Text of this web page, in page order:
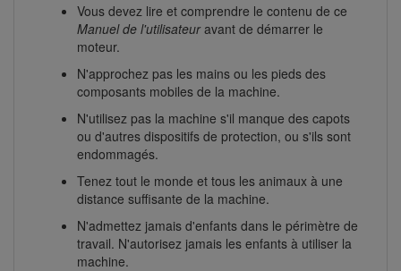
Vous devez lire et comprendre le contenu de ce
Manuel de l'utilisateuravant de démarrer le
moteur.
N'approchez pas les mains ou les pieds des
composants mobiles de la machine.
N'utilisez pas la machine s'il manque des capots
ou d'autres dispositifs de protection, ou s'ils sont
endommagés.
Tenez tout le monde et tous les animaux à une
distance suffisante de la machine.
N'admettez jamais d'enfants dans le périmètre de
travail. N'autorisez jamais les enfants à utiliser la
machine.